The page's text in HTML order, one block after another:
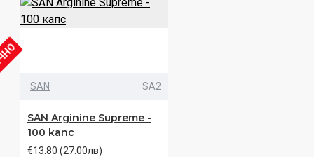
SAN SA2
SAN Arginine Supreme -
100 капс
€13.80 (27.00лв)